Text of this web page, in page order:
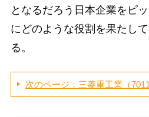
となるだろう日本企業をピ
にどのような役割を果たし
る。
次のページ：三菱重工業（7011